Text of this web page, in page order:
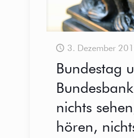
3. Dezember
Bundestag
nichts
hören,